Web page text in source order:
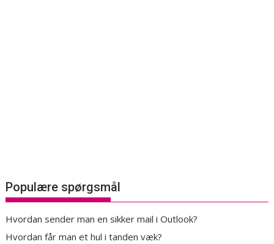
Populære spørgsmål
Hvordan sender man en sikker mail i Outlook?
Hvordan får man et hul i tanden væk?